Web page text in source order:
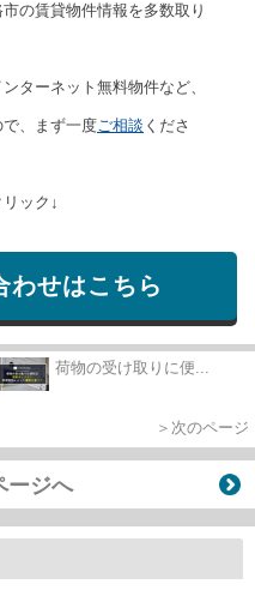
の賃貸物件情報を多数取り
ターネット無料物件など、
、まず一度ご相談 くださ
ック↓
わせはこちら
荷物の受け取りに便...
＞次のページ
ージへ